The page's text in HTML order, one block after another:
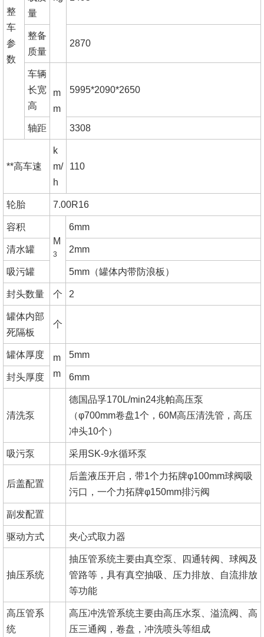
整
车
参
数
量
整备
质量
2870
车辆
长宽
高
m
m
5995*2090*2650
轴距 3308
**高车速
k
m/
h
110
轮胎 7.00R16
容积
M
3
6mm
清水罐 2mm
吸污罐 5mm（罐体内带防浪板）
封头数量 个 2
罐体内部
死隔板
个
罐体厚度
m
m
5mm
封头厚度 6mm
清洗泵
德国品孚170L/min24兆帕高压泵
（φ700mm卷盘1个，60M高压清洗管，高压
冲头10个）
吸污泵 采用SK-9水循环泵
后盖配置
后盖液压开启，带1个力拓牌φ100mm球阀吸
污口，一个力拓牌φ150mm排污阀
副发配置
驱动方式 夹心式取力器
抽压系统
抽压管系统主要由真空泵、四通转阀、球阀及
管路等，具有真空抽吸、压力排放、自流排放
等功能
高压管系
统
高压冲洗管系统主要由高压水泵、溢流阀、高
压三通阀，卷盘，冲洗喷头等组成